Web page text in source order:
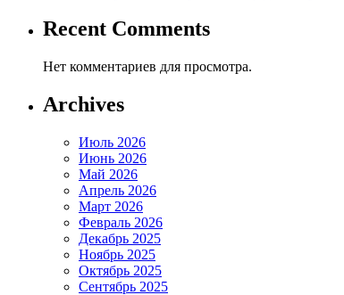
Recent Comments
Нет комментариев для просмотра.
Archives
Июль 2026
Июнь 2026
Май 2026
Апрель 2026
Март 2026
Февраль 2026
Декабрь 2025
Ноябрь 2025
Октябрь 2025
Сентябрь 2025